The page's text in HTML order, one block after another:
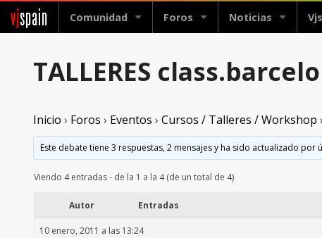
vjspain Comunidad Foros Noticias
TALLERES
Inicio › Foros › Eventos › Cursos / Talleres / Workshop ›
Este debate tiene 3 respuestas, 2 mensajes y ha sido actualizado por
Viendo 4 entradas - de la 1 a la 4 (de un total de 4)
Autor Entradas
10 enero, 2011 a las 13:24